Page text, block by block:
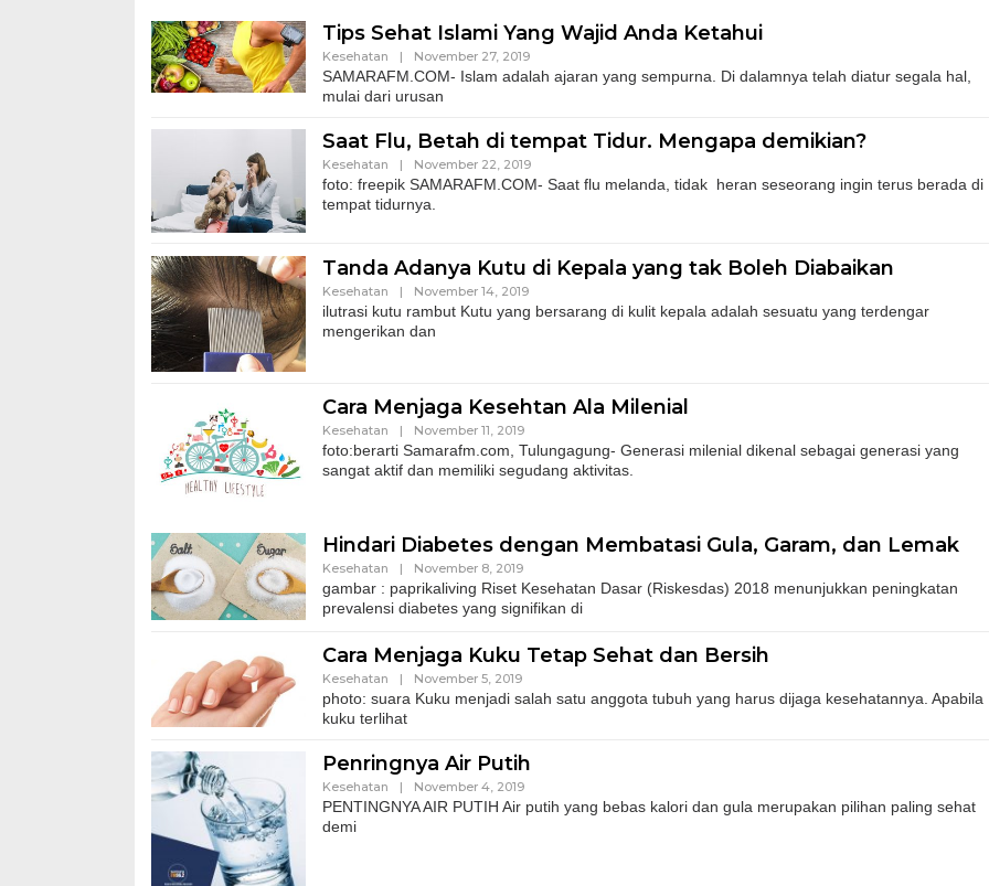
Tips Sehat Islami Yang Wajid Anda Ketahui
Kesehatan | November 27, 2019
SAMARAFM.COM- Islam adalah ajaran yang sempurna. Di dalamnya telah diatur segala hal,
mulai dari urusan
Saat Flu, Betah di tempat Tidur. Mengapa demikian?
Kesehatan | November 22, 2019
​foto: freepik SAMARAFM.COM- Saat flu melanda, tidak heran seseorang ingin terus berada di
tempat tidurnya.
Tanda Adanya Kutu di Kepala yang tak Boleh Diabaikan
Kesehatan | November 14, 2019
ilutrasi kutu rambut Kutu yang bersarang di kulit kepala adalah sesuatu yang terdengar
mengerikan dan
Cara Menjaga Kesehtan Ala Milenial
Kesehatan | November 11, 2019
foto:berarti Samarafm.com, Tulungagung- Generasi milenial dikenal sebagai generasi yang
sangat aktif dan memiliki segudang aktivitas.
Hindari Diabetes dengan Membatasi Gula, Garam, dan Lemak
Kesehatan | November 8, 2019
gambar : paprikaliving Riset Kesehatan Dasar (Riskesdas) 2018 menunjukkan peningkatan
prevalensi diabetes yang signifikan di
Cara Menjaga Kuku Tetap Sehat dan Bersih
Kesehatan | November 5, 2019
photo: suara Kuku menjadi salah satu anggota tubuh yang harus dijaga kesehatannya. Apabila
kuku terlihat
Penringnya Air Putih
Kesehatan | November 4, 2019
PENTINGNYA AIR PUTIH Air putih yang bebas kalori dan gula merupakan pilihan paling sehat
demi